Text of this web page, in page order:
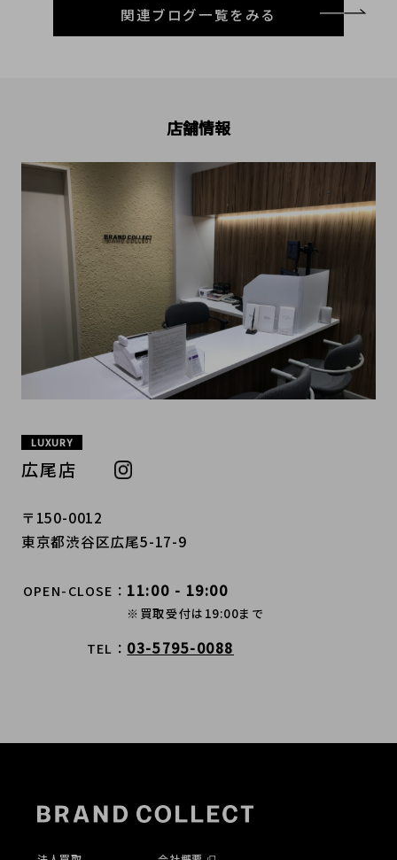
関連ブログ一覧をみる
店舗情報
LUXURY
広尾店
〒150-0012
東京都渋谷区広尾5-17-9
OPEN-CLOSE 11:00 - 19:00
※買取受付は19:00まで
TEL 03-5795-0088